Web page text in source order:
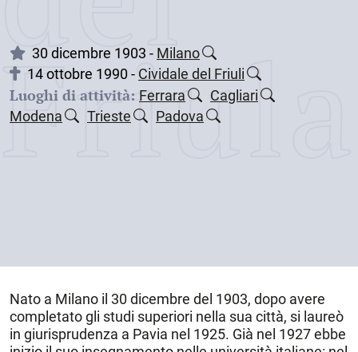
30 dicembre 1903 - Milano
14 ottobre 1990 - Cividale del Friuli
Luoghi di attività: Ferrara
Cagliari
Modena
Trieste Padova
Nato a Milano il 30 dicembre del 1903, dopo avere
completato gli studi superiori nella sua città, si laureò
in giurisprudenza a Pavia nel 1925. Già nel 1927 ebbe